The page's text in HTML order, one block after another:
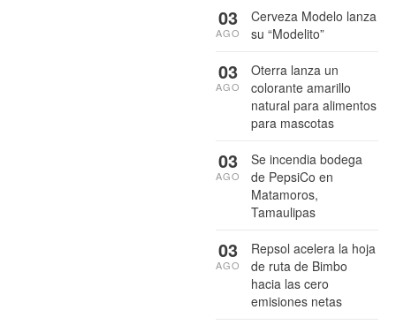
Cerveza Modelo lanza
su “Modelito”
03
AGO
Oterra lanza un
colorante amarillo
natural para alimentos
para mascotas
03
AGO
Se incendia bodega
de PepsiCo en
Matamoros,
Tamaulipas
03
AGO
Repsol acelera la hoja
de ruta de Bimbo
hacia las cero
emisiones netas
03
AGO